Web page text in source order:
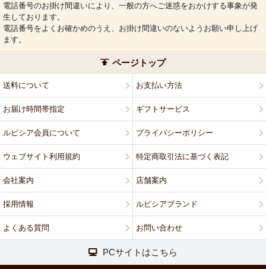
電話番号のお掛け間違いにより、一般の方へご迷惑をおかけする事象が発
生しております。
電話番号をよくお確かめのうえ、お掛け間違いのないようお願い申し上げ
ます。
ページトップ
送料について お支払い方法
お届け時間帯指定 ギフトサービス
ルピシア会員について プライバシーポリシー
ウェブサイト利用規約 特定商取引法に基づく表記
会社案内 店舗案内
採用情報 ルピシアブランド
よくある質問 お問い合わせ
PCサイトはこちら